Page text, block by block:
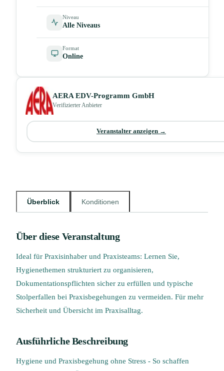
Überblick Konditionen
Über diese Veranstaltung
Ideal für Praxisinhaber und Praxisteams: Lernen Sie,
Hygienethemen strukturiert zu organisieren,
Dokumentationspflichten sicher zu erfüllen und typische
Stolperfallen bei Praxisbegehungen zu vermeiden. Für mehr
Sicherheit und Übersicht im Praxisalltag.
Ausführliche Beschreibung
Hygiene und Praxisbegehung ohne Stress - So schaffen
Niveau
Alle Niveaus
Format
Online
AERA EDV-Programm GmbH
Verifizierter Anbieter
Veranstalter anzeigen →